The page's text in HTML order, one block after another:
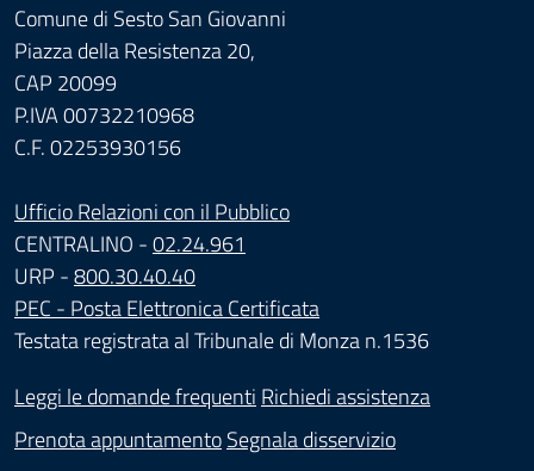
Comune di Sesto San Giovanni
Piazza della Resistenza 20,
CAP 20099
P.IVA 00732210968
C.F. 02253930156
Ufficio Relazioni con il Pubblico
CENTRALINO -02.24.961
URP -800.30.40.40
PEC - Posta Elettronica Certificata
Testata registrata al Tribunale di Monza n.1536
Leggi le domande frequenti Richiedi assistenza
Prenota appuntamentoSegnala disservizio